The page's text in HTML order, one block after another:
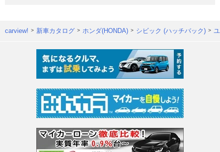
carview! 新車カタログ ホンダ(HONDA) シビック (ハッチバック)